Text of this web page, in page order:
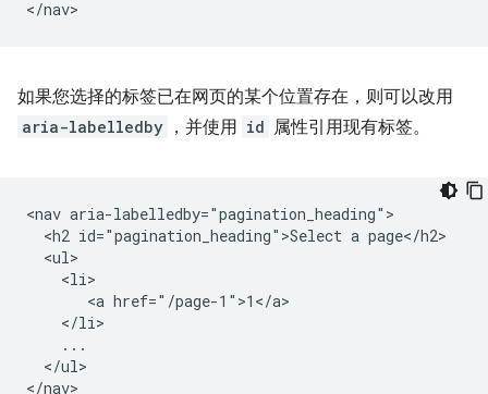
如果您选择的标签已在网页的某个位置存在，则可以改用
aria-labelledby ，并使用 id 属性引用现有标签。
<nav aria-labelledby="pagination_heading">
  <h2 id="pagination_heading">Select a page</h2>
  <ul>
    <li>
       <a href="/page-1">1</a>
    </li>
    ...
  </ul>